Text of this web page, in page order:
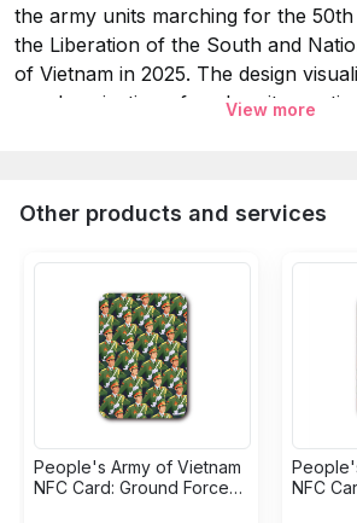
the army units marching for the
the Liberation of the South and
of Vietnam in 2025. The design
synchronization of each unit,
and islands. "Fighting bravely,
Specifications:
Collection:People's Army of
Product:Vietnam People's Navy
Dimensions:8.6 × 5.4 cm.
View more
Other products and services
People's Army of Vietnam
NFC Card: Ground Forces
NFC